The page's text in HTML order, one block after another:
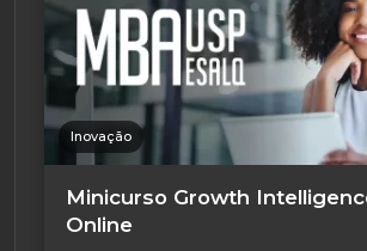
Inovação
Minicurso Growth
Online